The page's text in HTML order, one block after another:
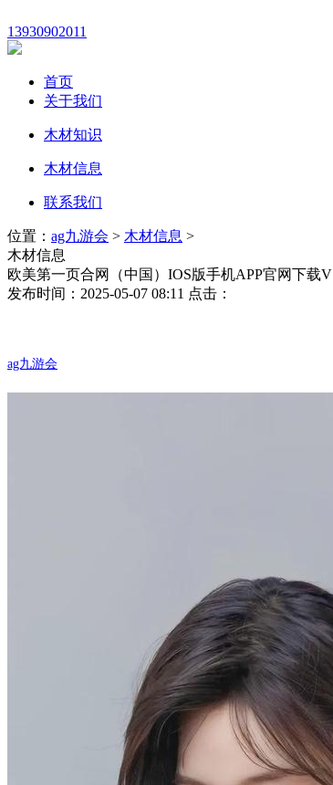
13930902011
首页
关于我们
木材知识
木材信息
联系我们
位置： ag九游会 > 木材信息 >
木材信息
欧美第一页合网（中国）IOS版手机APP官网下载V
发布时间：2025-05-07 08:11 点击：
ag九游会